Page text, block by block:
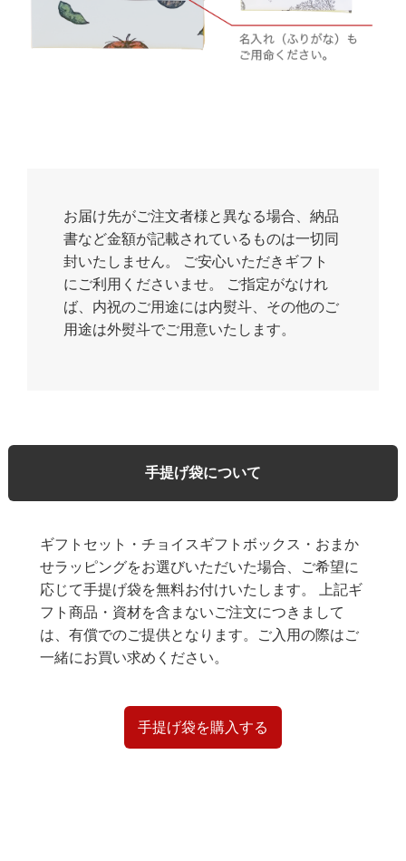
お届け先がご注文者様と異なる場合、納品
書など金額が記載されているものは一切同
封いたしません。 ご安心いただきギフト
にご利用くださいませ。 ご指定がなけれ
ば、内祝のご用途には内熨斗、その他のご
用途は外熨斗でご用意いたします。
手提げ袋について
ギフトセット・チョイスギフトボックス・おまか
せラッピングをお選びいただいた場合、ご希望に
応じて手提げ袋を無料お付けいたします。 上記ギ
フト商品・資材を含まないご注文につきまして
は、有償でのご提供となります。ご入用の際はご
一緒にお買い求めください。
手提げ袋を購入する